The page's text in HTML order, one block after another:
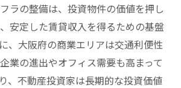
伴うリスクとその対策
から学ぶ投資手法
リアでの長期的投資戦略
値を高める大阪府再開発と不動産
ラの整備は、投資物件の価値を押し
安定した賃貸収入を得るための基盤
、大阪府の商業エリアは交通利便性
業の進出やオフィス需要も高まって
、不動産投資家は長期的な投資価値